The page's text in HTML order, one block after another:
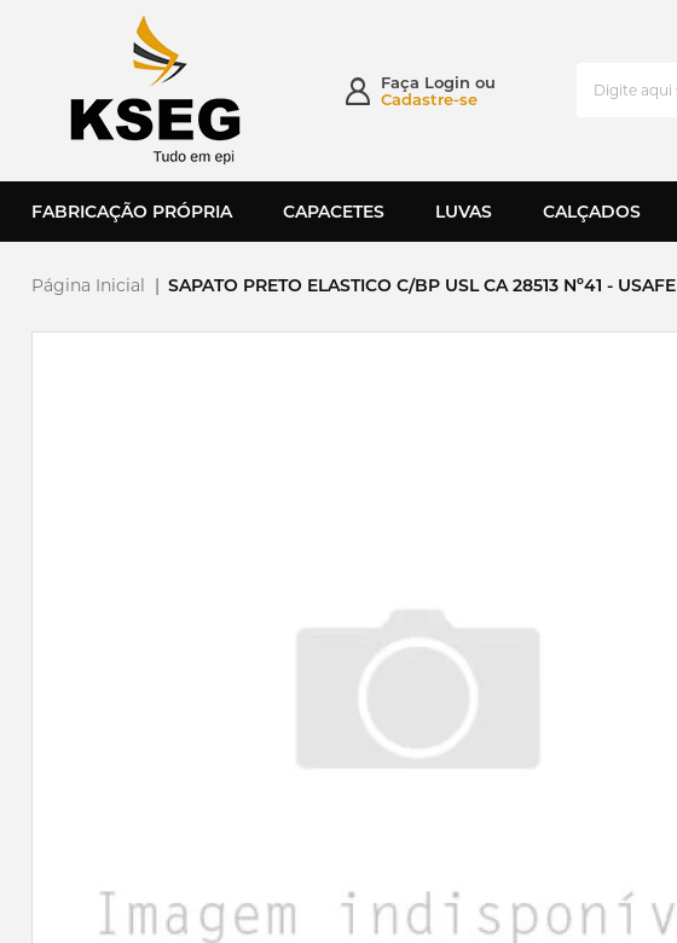
Faça Login ou
Cadastre-se
FABRICAÇÃO PRÓPRIA CAPACETES LUVAS CALÇADOS
Página Inicial | SAPATO PRETO ELASTICO C/BP USL CA 28513 Nº41 - USAFE